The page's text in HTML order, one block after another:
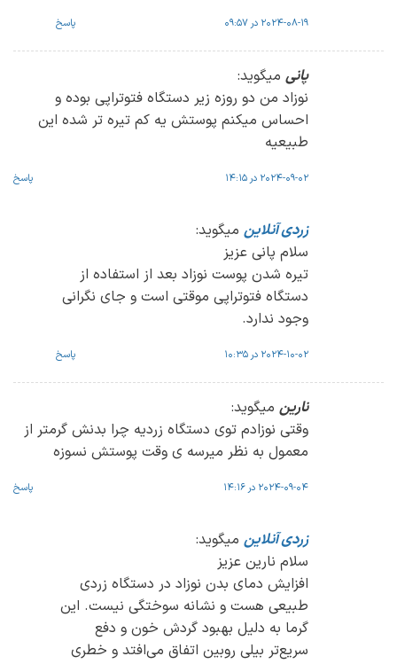
2024-08-19 در 09:57 پاسخ
پانی میگوید:
نوزاد من دو روزه زیر دستگاه فتوتراپی بوده و
احساس میکنم پوستش یه کم تیره‌ تر شده این
طبیعیه
2024-09-02 در 14:15 پاسخ
زردی آنلاین میگوید:
سلام پانی عزیز
تیره شدن پوست نوزاد بعد از استفاده از
دستگاه فتوتراپی موقتی است و جای نگرانی
وجود ندارد.
2024-10-02 در 10:35 پاسخ
نارین میگوید:
وقتی نوزادم توی دستگاه زردیه چرا بدنش گرمتر از
معمول به نظر میرسه ی وقت پوستش نسوزه
2024-09-04 در 14:16 پاسخ
زردی آنلاین میگوید:
سلام نارین عزیز
افزایش دمای بدن نوزاد در دستگاه زردی
طبیعی هست و نشانه سوختگی نیست. این
گرما به دلیل بهبود گردش خون و دفع
سریع‌تر بیلی ‌روبین اتفاق می‌افتد و خطری